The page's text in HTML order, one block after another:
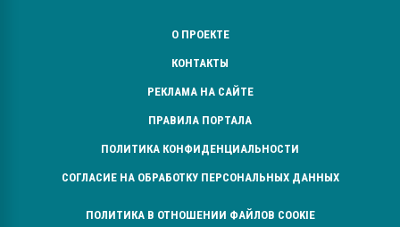
О ПРОЕКТЕ
КОНТАКТЫ
РЕКЛАМА НА САЙТЕ
ПРАВИЛА ПОРТАЛА
ПОЛИТИКА КОНФИДЕНЦИАЛЬНОСТИ
СОГЛАСИЕ НА ОБРАБОТКУ ПЕРСОНАЛЬНЫХ ДАННЫХ
ПОЛИТИКА В ОТНОШЕНИИ ФАЙЛОВ COOKIE